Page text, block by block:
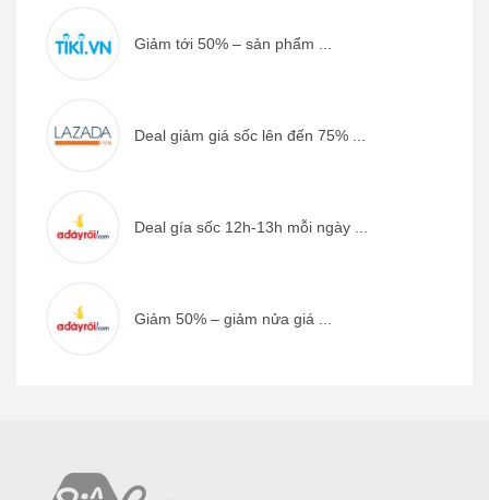
Giảm tới 50% – sản phẩm ...
Deal giảm giá sốc lên đến 75% ...
Deal gía sốc 12h-13h mỗi ngày ...
Giảm 50% – giảm nửa giá ...